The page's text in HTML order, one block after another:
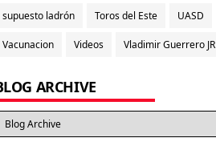
supuesto ladrón Toros del Este UASD
Vacunacion Videos Vladimir Guerrero JR
ARCHIVE